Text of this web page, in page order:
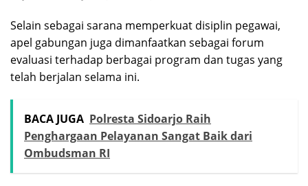
Selain sebagai sarana memperkuat disiplin pegawai,
apel gabungan juga dimanfaatkan sebagai forum
evaluasi terhadap berbagai program dan tugas yang
telah berjalan selama ini.
BACA JUGA Polresta Sidoarjo Raih
Penghargaan Pelayanan Sangat Baik dari
Ombudsman RI